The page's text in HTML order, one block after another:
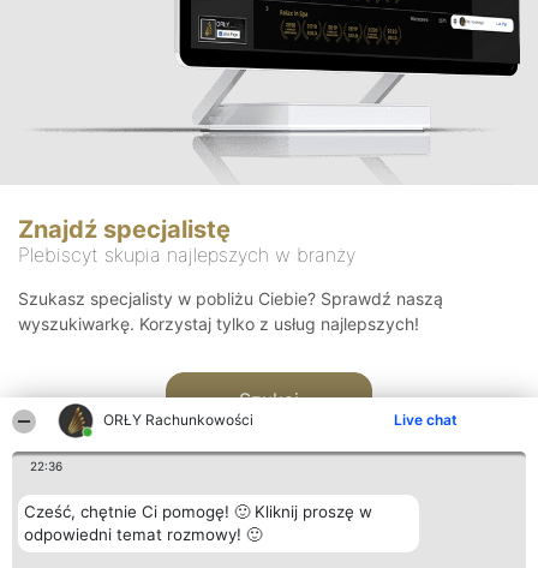
ORŁY Rachunkowości Live chat
22:36
Cześć, chętnie Ci pomogę! 🙂 Kliknij proszę w
odpowiedni temat rozmowy! 🙂
Znajdź specjalistę
Plebiscyt skupia najlepszych w branży
Szukasz specjalisty w pobliżu Ciebie? Sprawdź naszą
wyszukiwarkę. Korzystaj tylko z usług najlepszych!
Szukaj